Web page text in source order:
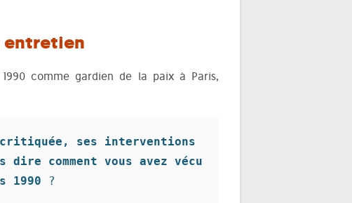
entretien
comme gardien de la paix à Paris,
ses interventions
dire comment vous avez vécu
1990 ?